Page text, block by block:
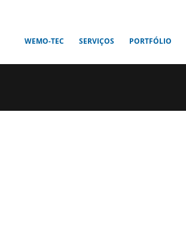
WEMO-TEC SERVIÇOS PORTFÓLIO